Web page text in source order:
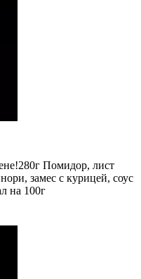
Помидор, лист
замес с курицей, соус
на 100г